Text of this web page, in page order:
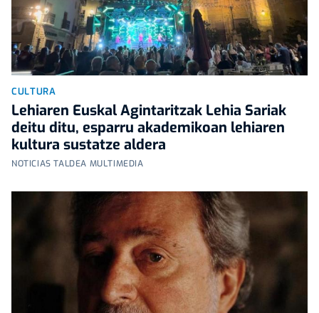
CULTURA
Lehiaren Euskal Agintaritzak Lehia Sariak
deitu ditu, esparru akademikoan lehiaren
kultura sustatze aldera
NOTICIAS TALDEA MULTIMEDIA